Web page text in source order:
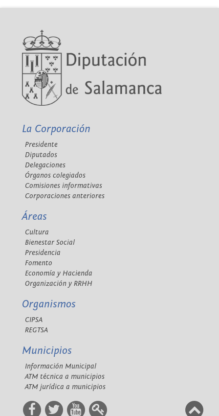
La Corporación
Presidente
Diputados
Delegaciones
Órganos colegiados
Comisiones informativas
Corporaciones anteriores
Áreas
Cultura
Bienestar Social
Presidencia
Fomento
Economía y Hacienda
Organización y RRHH
Organismos
CIPSA
REGTSA
Municipios
Información Municipal
ATM técnica a municipios
ATM jurídica a municipios